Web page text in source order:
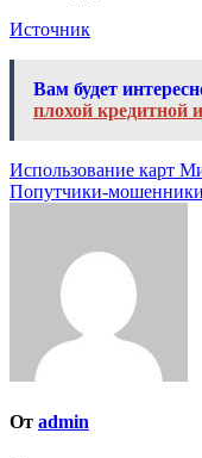
Источник
Вам будет
плохой кредитной
Навигация
по
Использование карт
Попутчики-мошенники
От admin